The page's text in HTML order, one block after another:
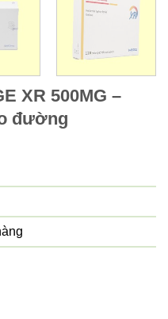
XR 500MG –
đường
- Thuốc điều trị đái tháo